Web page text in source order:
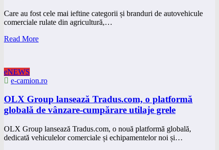
Care au fost cele mai ieftine categorii și branduri de autovehicule
comerciale rulate din agricultură,…
Read More
eNEWS
e-camion.ro
OLX Group lansează Tradus.com, o platformă
globală de vânzare-cumpărare utilaje grele
OLX Group lansează Tradus.com, o nouă platformă globală,
dedicată vehiculelor comerciale și echipamentelor noi și…